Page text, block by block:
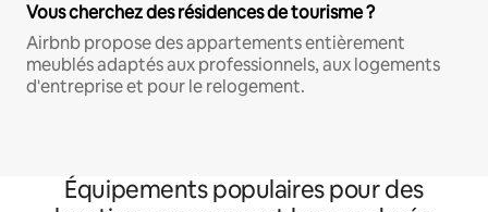
Vous cherchez des résidences de tourisme ?
Airbnb propose des appartements entièrement
meublés adaptés aux professionnels, aux logements
d'entreprise et pour le relogement.
Équipements populaires pour des